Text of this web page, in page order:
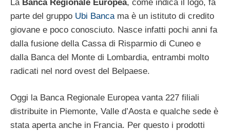
La Banca Regionale Europea, come indica il logo, fa
parte del gruppo Ubi Bancama è un istituto di credito
giovane e poco conosciuto. Nasce infatti pochi anni fa
dalla fusione della Cassa di Risparmio di Cuneo e
dalla Banca del Monte di Lombardia, entrambi molto
radicati nel nord ovest del Belpaese.
Oggi la Banca Regionale Europea vanta 227 filiali
distribuite in Piemonte, Valle d’Aosta e qualche sede è
stata aperta anche in Francia. Per questo i prodotti